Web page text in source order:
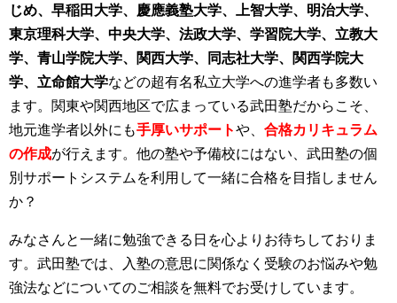
じめ、 早稲田大学、慶應義塾大学、 上智大学、 明治大学、
東京理科大学、中央大学、 法政大学、学習院大学、 立教大
学、青山学院大学、
関西大学、同志社大学、
関西学院大
学、立命館大学などの超有名私立大学への進学者も多数い
ます。関東や関西地区で広まっている武田塾だからこそ、
地元進学者以外にも手厚いサポートや、 合格カリキュラム
の作成が行えます。他の塾や予備校にはない、武田塾の個
別サポートシステムを利用して一緒に合格を目指しません
か？
みなさんと一緒に勉強できる日を心よりお待ちしておりま
す。 武田塾では、入塾の意思に関係なく受験のお悩みや勉
強法などについてのご相談を無料でお受けしてい ます。